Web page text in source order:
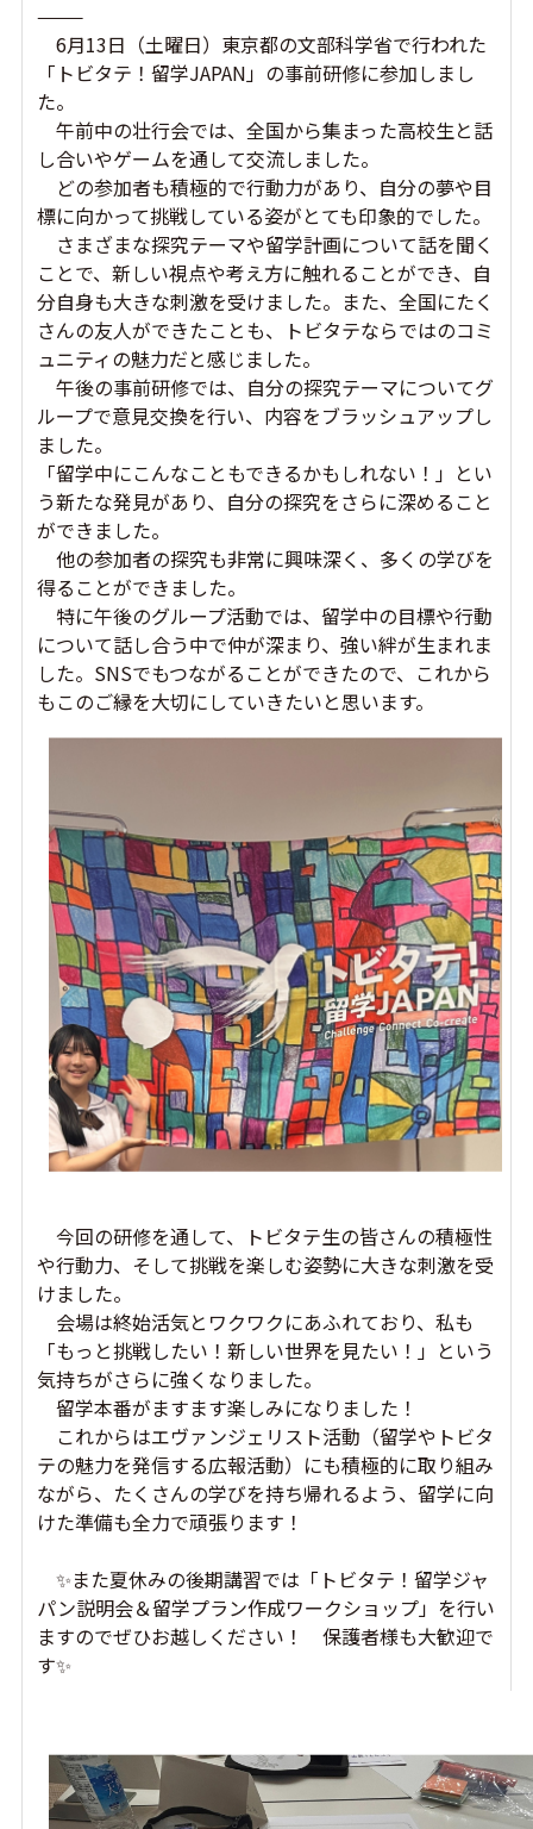
———
6月13日（土曜日）東京都の文部科学省で行われた
「トビタテ！留学JAPAN」の事前研修に参加しまし
た。
午前中の壮行会では、全国から集まった高校生と話
し合いやゲームを通して交流しました。
どの参加者も積極的で行動力があり、自分の夢や目
標に向かって挑戦している姿がとても印象的でした。
さまざまな探究テーマや留学計画について話を聞く
ことで、新しい視点や考え方に触れることができ、自
分自身も大きな刺激を受けました。また、全国にたく
さんの友人ができたことも、トビタテならではのコミ
ュニティの魅力だと感じました。
午後の事前研修では、自分の探究テーマについてグ
ループで意見交換を行い、内容をブラッシュアップし
ました。
「留学中にこんなこともできるかもしれない！」とい
う新たな発見があり、自分の探究をさらに深めること
ができました。
他の参加者の探究も非常に興味深く、多くの学びを
得ることができました。
特に午後のグループ活動では、留学中の目標や行動
について話し合う中で仲が深まり、強い絆が生まれま
した。SNSでもつながることができたので、これから
もこのご縁を大切にしていきたいと思います。
今回の研修を通して、トビタテ生の皆さんの積極性
や行動力、そして挑戦を楽しむ姿勢に大きな刺激を受
けました。
会場は終始活気とワクワクにあふれており、私も
「もっと挑戦したい！新しい世界を見たい！」という
気持ちがさらに強くなりました。
留学本番がますます楽しみになりました！
これからはエヴァンジェリスト活動（留学やトビタ
テの魅力を発信する広報活動）にも積極的に取り組み
ながら、たくさんの学びを持ち帰れるよう、留学に向
けた準備も全力で頑張ります！
✨️また夏休みの後期講習では「 トビタテ！留学ジャ
パン説明会＆留学プラン作成ワークショップ」を行い
ますのでぜひお越しください！ 保護者様も大歓迎で
す✨️